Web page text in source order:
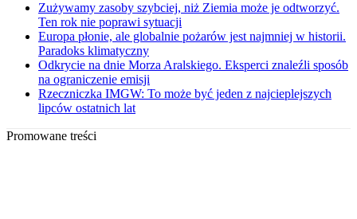
Zużywamy zasoby szybciej, niż Ziemia może je odtworzyć.
Ten rok nie poprawi sytuacji
Europa płonie, ale globalnie pożarów jest najmniej w historii.
Paradoks klimatyczny
Odkrycie na dnie Morza Aralskiego. Eksperci znaleźli sposób
na ograniczenie emisji
Rzeczniczka IMGW: To może być jeden z najcieplejszych
lipców ostatnich lat
Promowane treści